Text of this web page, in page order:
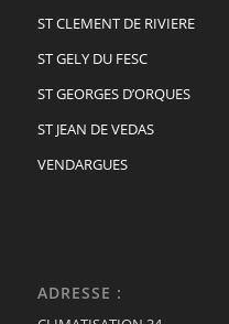
ST CLEMENT DE RIVIERE
ST GELY DU FESC
ST GEORGES D’ORQUES
ST JEAN DE VEDAS
VENDARGUES
ADRESSE :